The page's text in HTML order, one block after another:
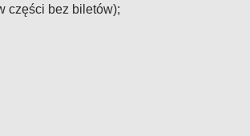
części bez biletów);
Filipczak